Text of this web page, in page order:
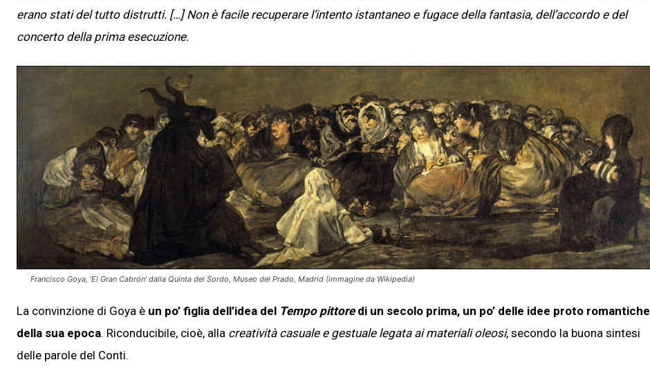
erano stati del tutto distrutti. […] Non è facile recuperare l’intento istantaneo e fugace della fantasia, dell’accordo e del
concerto della prima esecuzione.
Francisco Goya, ‘El Gran Cabrón’ dalla Quinta del Sordo, Museo del Prado, Madrid (immagine da Wikipedia)
La convinzione di Goya è un po’ figlia dell’idea del Tempo pittoredi un secolo prima, un po’ delle idee proto romantiche
della sua epoca. Riconducibile, cioè, alla creatività casuale e gestuale legata ai materiali oleosi, secondo la buona sintesi
delle parole del Conti.